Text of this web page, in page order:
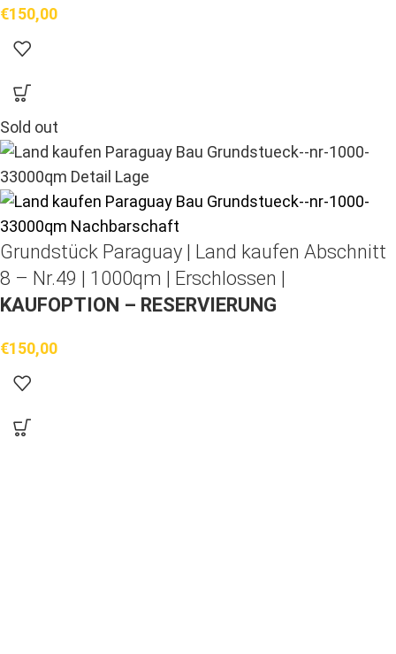
€150,00
Sold out
Grundstück Paraguay | Land kaufen Abschnitt
8 – Nr.49 | 1000qm | Erschlossen |
KAUFOPTION – RESERVIERUNG
€150,00